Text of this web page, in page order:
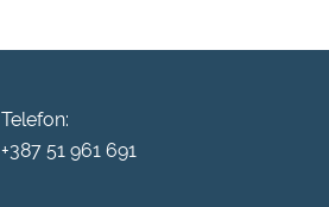
Telefon:
+387 51 961 691